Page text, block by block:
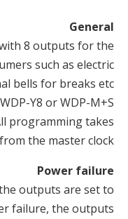
General
8 outputs for the
such as electric
bells for breaks etc.
Y8 or WDP-M+S
programming takes
the master clock.
Power failure
outputs are set to
failure, the outputs